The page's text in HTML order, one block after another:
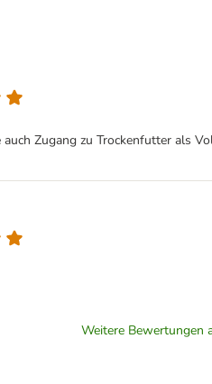
Zugang zu Trockenfutter als
Weitere Bewertungen